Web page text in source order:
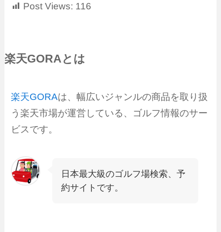
Post Views: 116
楽天GORAとは
楽天GORAは、幅広いジャンルの商品を取り扱
う楽天市場が運営している、ゴルフ情報のサー
ビスです。
日本最大級のゴルフ場検索、予
約サイトです。